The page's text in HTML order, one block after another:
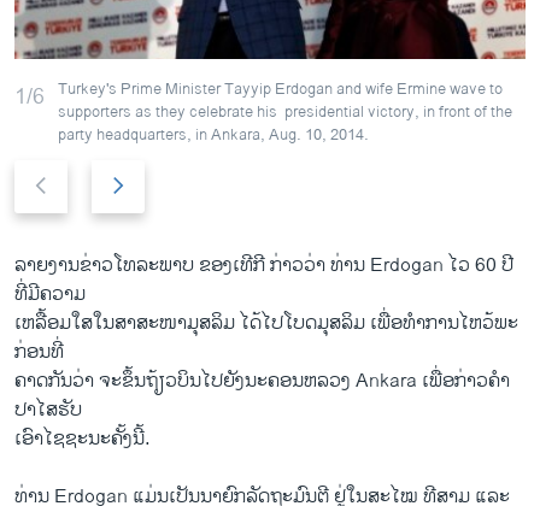
1/6 Turkey's Prime Minister Tayyip Erdogan and wife Ermine wave to
supporters as they celebrate his presidential victory, in front of the
party headquarters, in Ankara, Aug. 10, 2014.
e
v
i
o
u
s
s
l
d
x
t
l
d
ລາຍ​ງານ​ຂ່າວໂທລະພາບ ​ຂອງ​ເທີ​ກີ ກ່າວ​ວ່າ ທ່ານ Erdogan ​ໄວ 60 ປີ ​
ທີ່​ມີ​ຄວາມ
ເຫລື້ອມ​ໃສ​ໃນສາ​ສະໜາ​ມຸສລິ​ມ ​ໄດ້​ໄປ​ໂບດ​ມຸສລິ​ມ​ ເພື່ອ​ທຳ​ການ​ໄຫ​ວ້ພະ
ກ່ອນທີ່​
ຄາດກັນວ່າ ຈະ​ຂຶ້ນຖ້ຽວ​ບິນ​ໄປ​ຍັງ​ນະຄອນຫລວງ Ankara ເພື່ອ​ກ່າວ​ຄຳ
ປາ​ໄສຮັບ
ເອົາໄຊຊະນະຄັ້ງນີ້.
ທ່ານ Erdogan ​ແມ່ນເປັນ​ນາຍົກລັດຖະມົນຕີ ຢູ່​ໃນສະ​ໄໝ ທີສາມ ​ແລະ